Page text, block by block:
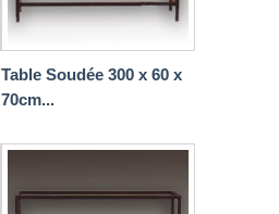
Table Soudée 300 x 60 x
70cm...